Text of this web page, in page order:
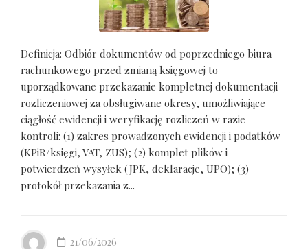
Definicja: Odbiór dokumentów od poprzedniego biura
rachunkowego przed zmianą księgowej to
uporządkowane przekazanie kompletnej dokumentacji
rozliczeniowej za obsługiwane okresy, umożliwiające
ciągłość ewidencji i weryfikację rozliczeń w razie
kontroli: (1) zakres prowadzonych ewidencji i podatków
(KPiR/księgi, VAT, ZUS); (2) komplet plików i
potwierdzeń wysyłek (JPK, deklaracje, UPO); (3)
protokół przekazania z...
21/06/2026